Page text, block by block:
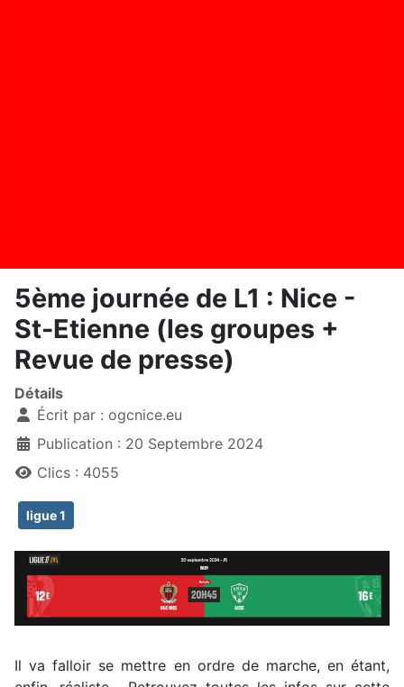
5ème journée de L1 : Nice -
St-Etienne (les groupes +
Revue de presse)
Détails
Écrit par : ogcnice.eu
Publication : 20 Septembre 2024
Clics : 4055
ligue 1
Il va falloir se mettre en ordre de marche, en étant,